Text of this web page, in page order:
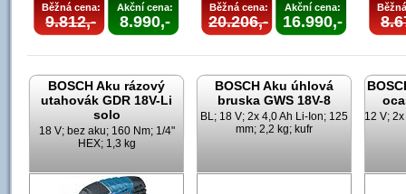
Běžná cena:
9.812,-
Akční cena:
8.990,-
Běžná cena:
20.206,-
Akční cena:
16.990,-
BOSCH Aku rázový
utahovák GDR 18V-Li
solo
18 V; bez aku; 160 Nm; 1/4"
HEX; 1,3 kg
BOSCH Aku úhlová
bruska GWS 18V-8
BL; 18 V; 2x 4,0 Ah Li-Ion; 125
mm; 2,2 kg; kufr
12 V;